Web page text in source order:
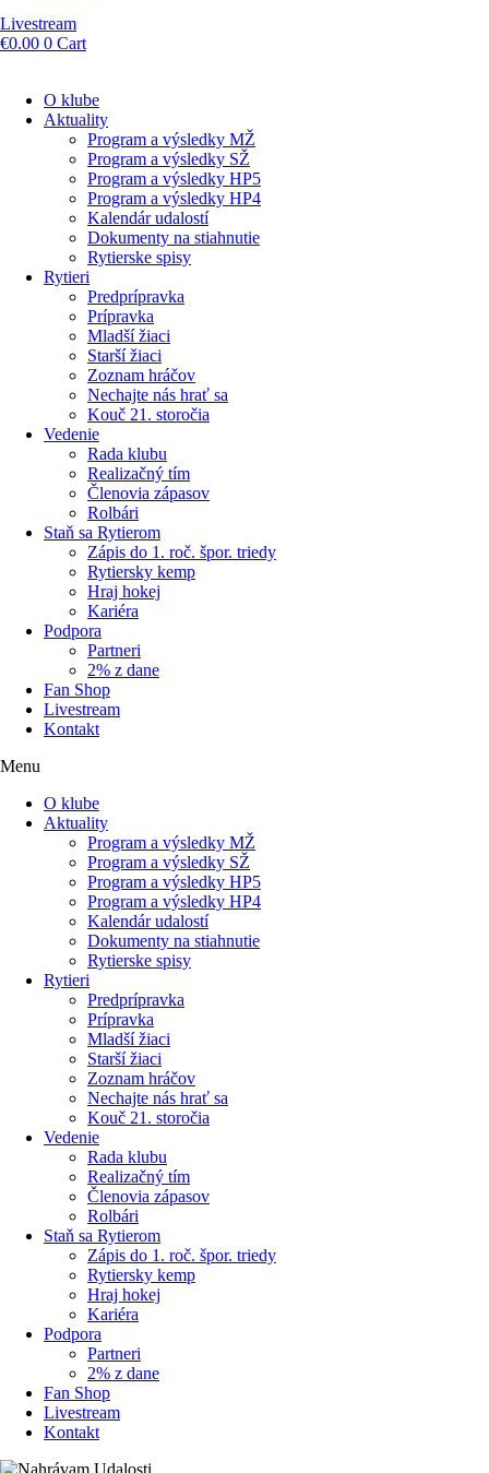
Livestream
€0.00 0 Cart
O klube
Aktuality
Program a výsledky MŽ
Program a výsledky SŽ
Program a výsledky HP5
Program a výsledky HP4
Kalendár udalostí
Dokumenty na stiahnutie
Rytierske spisy
Rytieri
Predprípravka
Prípravka
Mladší žiaci
Starší žiaci
Zoznam hráčov
Nechajte nás hrať sa
Kouč 21. storočia
Vedenie
Rada klubu
Realizačný tím
Členovia zápasov
Rolbári
Staň sa Rytierom
Zápis do 1. roč. špor. triedy
Rytiersky kemp
Hraj hokej
Kariéra
Podpora
Partneri
2% z dane
Fan Shop
Livestream
Kontakt
Menu
O klube
Aktuality
Program a výsledky MŽ
Program a výsledky SŽ
Program a výsledky HP5
Program a výsledky HP4
Kalendár udalostí
Dokumenty na stiahnutie
Rytierske spisy
Rytieri
Predprípravka
Prípravka
Mladší žiaci
Starší žiaci
Zoznam hráčov
Nechajte nás hrať sa
Kouč 21. storočia
Vedenie
Rada klubu
Realizačný tím
Členovia zápasov
Rolbári
Staň sa Rytierom
Zápis do 1. roč. špor. triedy
Rytiersky kemp
Hraj hokej
Kariéra
Podpora
Partneri
2% z dane
Fan Shop
Livestream
Kontakt